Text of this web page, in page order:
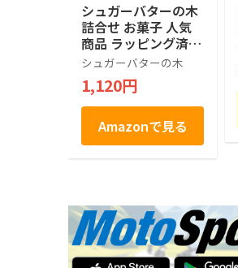
シュガーバターの木
詰合せ お菓子 人気
商品 ラッピング済 (7
個入)
シュガーバターの木
1,120円
Amazonで見る